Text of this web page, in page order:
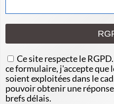
Ce site respecte le
ce formulaire, j'accepte que
soient exploitées dans le
pouvoir obtenir une
brefs délais.